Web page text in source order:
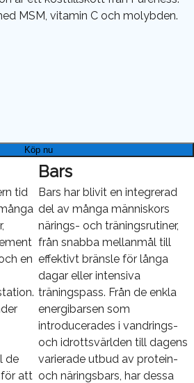
MSM, vitamin C och molybden.
Köp nu
tid
en
de
att
Bars
Bars har blivit en integrerad
del av många människors
närings- och träningsrutiner,
från snabba mellanmål till
effektivt bränsle för långa
dagar eller intensiva
träningspass. Från de enkla
energibarsen som
introducerades i vandrings-
och idrottsvärlden till dagens
varierade utbud av protein-
och näringsbars, har dessa